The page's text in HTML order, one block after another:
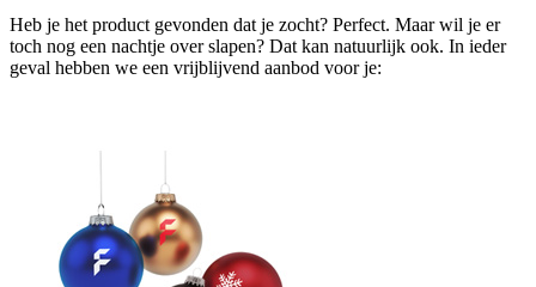
Heb je het product gevonden dat je zocht? Perfect. Maar wil je er
toch nog een nachtje over slapen? Dat kan natuurlijk ook. In ieder
geval hebben we een vrijblijvend aanbod voor je: